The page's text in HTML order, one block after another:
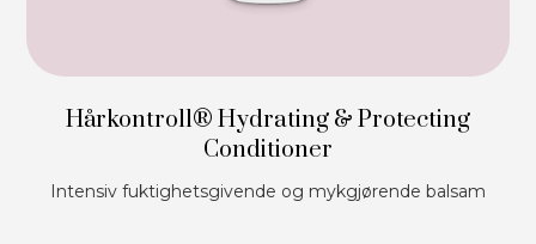
Hårkontroll® Hydrating & Protecting
Conditioner
Intensiv fuktighetsgivende og mykgjørende balsam